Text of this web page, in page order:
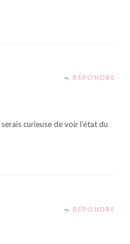
RÉPONDRE
curieuse de voir l’état du
RÉPONDRE